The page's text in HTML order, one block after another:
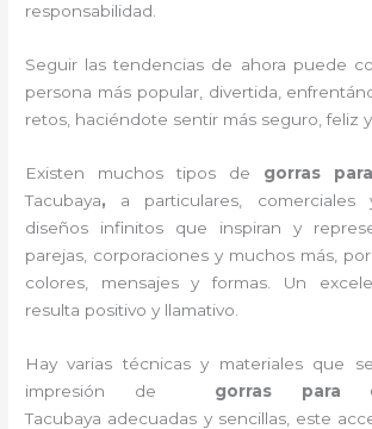
responsabilidad.
Seguir las tendencias de ahora puede
persona más popular, divertida,
retos, haciéndote sentir más seguro, feliz
Existen muchos tipos de
gorras
Tacubaya, a particulares, comerciales
diseños infinitos que inspiran y
parejas, corporaciones y muchos más,
colores, mensajes y formas. Un
resulta positivo y llamativo.
Hay varias técnicas y materiales que
impresión de gorras para
Tacubaya adecuadas y sencillas, este